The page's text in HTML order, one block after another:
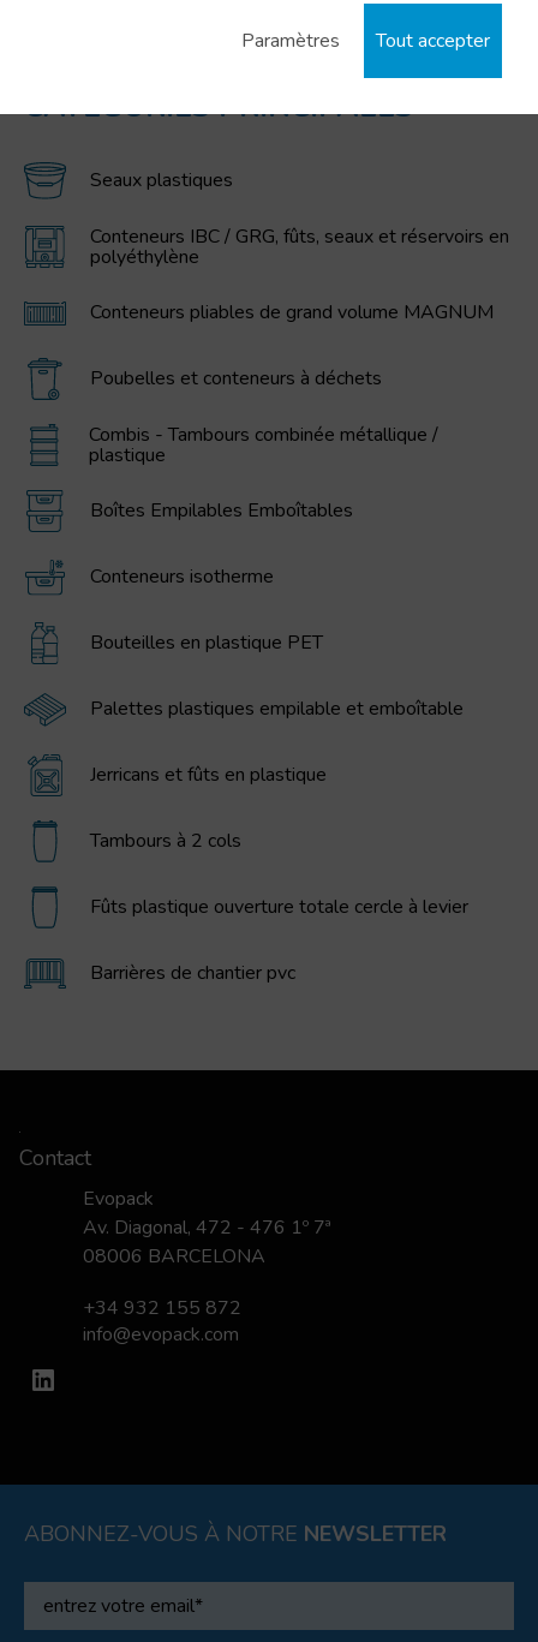
CATÉGORIES PRINCIPALES
Seaux plastiques
Conteneurs IBC / GRG, fûts, seaux et réservoirs en
polyéthylène
Conteneurs pliables de grand volume MAGNUM
Poubelles et conteneurs à déchets
Combis - Tambours combinée métallique /
plastique
Boîtes Empilables Emboîtables
Conteneurs isotherme
Bouteilles en plastique PET
Palettes plastiques empilable et emboîtable
Jerricans et fûts en plastique
Tambours à 2 cols
Fûts plastique ouverture totale cercle à levier
Barrières de chantier pvc
Contact
Evopack
Av. Diagonal, 472 - 476 1º 7ª
08006 BARCELONA
+34 932 155 872
info@evopack.com
LinkedIn
ABONNEZ-VOUS À NOTRE NEWSLETTER
Tout accepter
Paramètres